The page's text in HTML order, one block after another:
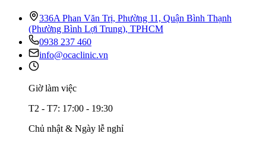
336A Phan Văn Trị, Phường 11, Quận Bình Thạnh
(Phường Bình Lợi Trung), TPHCM
0938 237 460
info@ocaclinic.vn
Giờ làm việc
T2 - T7: 17:00 - 19:30
Chủ nhật & Ngày lễ nghỉ